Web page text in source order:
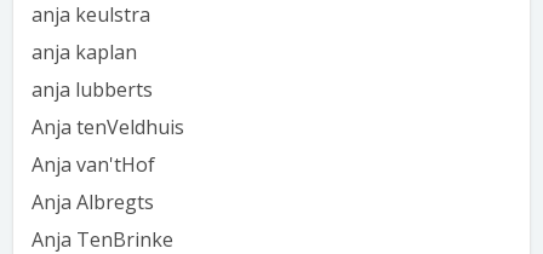
anja keulstra
anja kaplan
anja lubberts
Anja tenVeldhuis
Anja van'tHof
Anja Albregts
Anja TenBrinke